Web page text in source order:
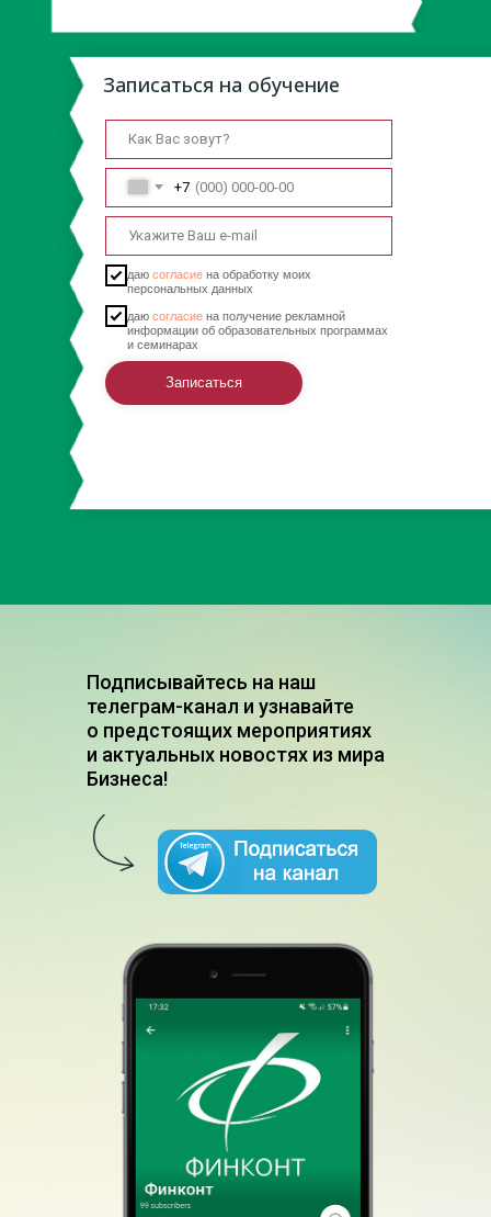
+7
даю согласие на обработку моих
персональных данных
даю согласие на получение рекламной
информации об образовательных программах
и семинарах
Записаться
Записаться на обучение
Подписывайтесь на наш
телеграм-канал и узнавайте
о предстоящих мероприятиях
и актуальных новостях из мира
Бизнеса!